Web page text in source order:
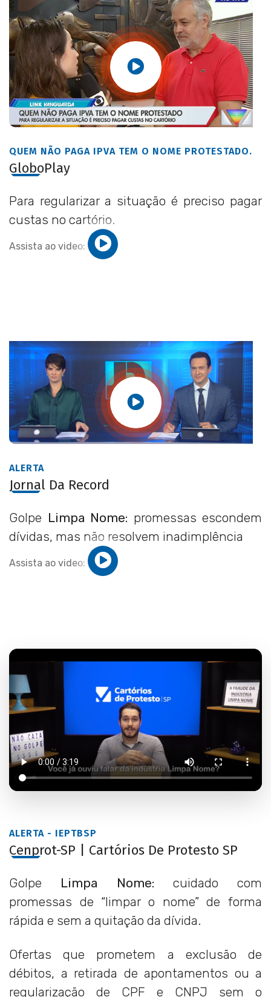
QUEM NÃO PAGA IPVA TEM O NOME PROTESTADO.
GloboPlay
Para regularizar a situação é preciso pagar
custas no cartório.
Assista ao video:
ALERTA
Jornal Da Record
Golpe Limpa Nome: promessas escondem
dívidas, mas não resolvem inadimplência
Assista ao video:
ALERTA - IEPTBSP
Cenprot-SP | Cartórios De Protesto SP
Golpe Limpa Nome: cuidado com
promessas de “limpar o nome” de forma
rápida e sem a quitação da dívida.
Ofertas que prometem a exclusão de
débitos, a retirada de apontamentos ou a
regularização de CPF e CNPJ sem o